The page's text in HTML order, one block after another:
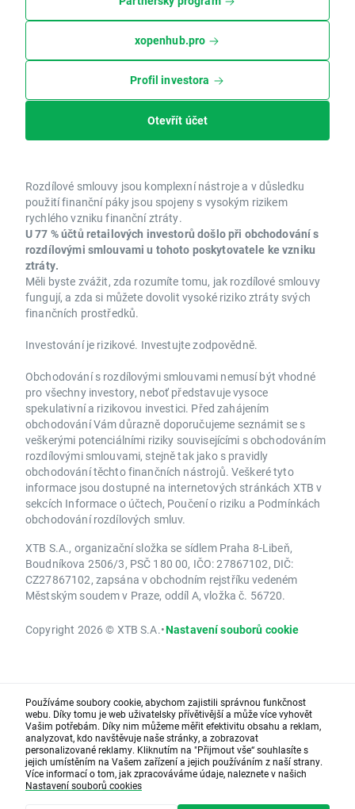
xopenhub.pro
Profil investora
Otevřít účet
Rozdílové smlouvy jsou komplexní nástroje a v důsledku
použití finanční páky jsou spojeny s vysokým rizikem
rychlého vzniku finanční ztráty.
U 77 % účtů retailových investorů došlo při obchodování s
rozdílovými smlouvami u tohoto poskytovatele ke vzniku
ztráty.
Měli byste zvážit, zda rozumíte tomu, jak rozdílové smlouvy
fungují, a zda si můžete dovolit vysoké riziko ztráty svých
finančních prostředků.
Investování je rizikové. Investujte zodpovědně.
Obchodování s rozdílovými smlouvami nemusí být vhodné
pro všechny investory, neboť představuje vysoce
spekulativní a rizikovou investici. Před zahájením
obchodování Vám důrazně doporučujeme seznámit se s
veškerými potenciálními riziky souvisejícími s obchodováním
rozdílovými smlouvami, stejně tak jako s pravidly
obchodování těchto finančních nástrojů. Veškeré tyto
informace jsou dostupné na internetových stránkách XTB v
sekcích Informace o účtech, Poučení o riziku a Podmínkách
obchodování rozdílových smluv.
XTB S.A., organizační složka se sídlem Praha 8-Libeň,
Boudníkova 2506/3, PSČ 180 00, IČO: 27867102, DIČ:
CZ27867102, zapsána v obchodním rejstříku vedeném
Městským soudem v Praze, oddíl A, vložka č. 56720.
Copyright 2026 © XTB S.A.•Nastavení souborů cookie
Používáme soubory cookie, abychom zajistili správnou funkčnost
webu. Díky tomu je web uživatelsky přívětivější a může více vyhovět
Vašim potřebám. Díky nim můžeme měřit efektivitu obsahu a reklam,
analyzovat, kdo navštěvuje naše stránky, a zobrazovat
personalizované reklamy. Kliknutím na "Přijmout vše“ souhlasíte s
jejich umístěním na Vašem zařízení a jejich používáním z naší strany.
Více informací o tom, jak zpracováváme údaje, naleznete v našich
Nastavení souborů cookies